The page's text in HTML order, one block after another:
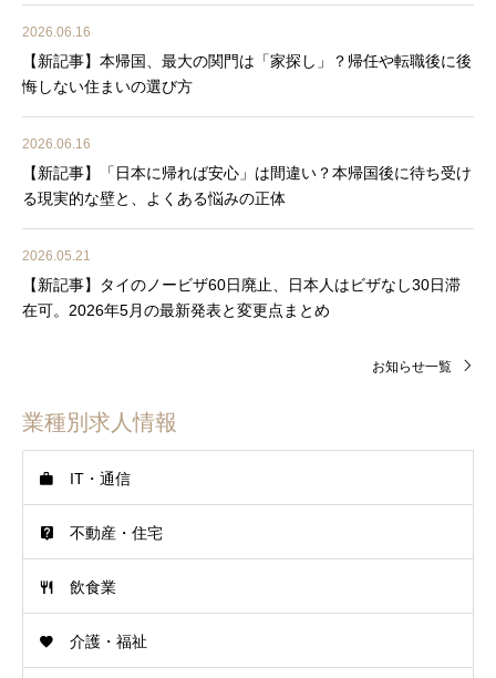
2026.06.16
【新記事】本帰国、最大の関門は「家探し」？帰任や転職後に後
悔しない住まいの選び方
2026.06.16
【新記事】「日本に帰れば安心」は間違い？本帰国後に待ち受け
る現実的な壁と、よくある悩みの正体
2026.05.21
【新記事】タイのノービザ60日廃止、日本人はビザなし30日滞
在可。2026年5月の最新発表と変更点まとめ
お知らせ一覧
業種別求人情報
IT・通信
不動産・住宅
飲食業
介護・福祉